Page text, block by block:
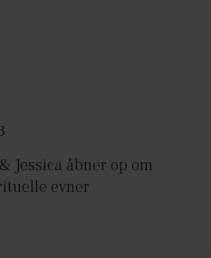
Jessica åbner op om
evner